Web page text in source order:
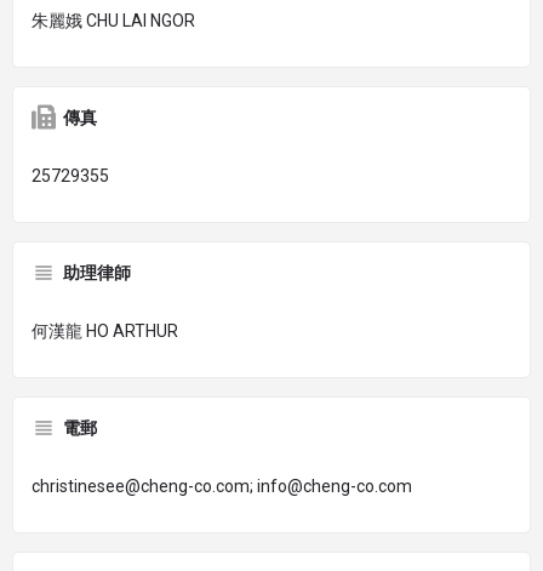
朱麗娥 CHU LAI NGOR
傳真
25729355
助理律師
何漢龍 HO ARTHUR
電郵
christinesee@cheng-co.com; info@cheng-co.com